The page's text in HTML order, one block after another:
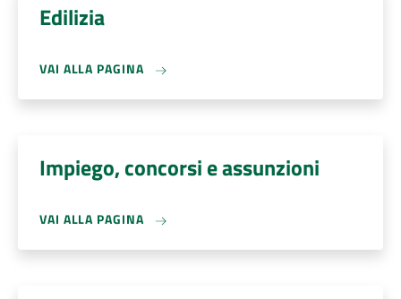
Edilizia
VAI ALLA PAGINA
Impiego, concorsi e assunzioni
VAI ALLA PAGINA